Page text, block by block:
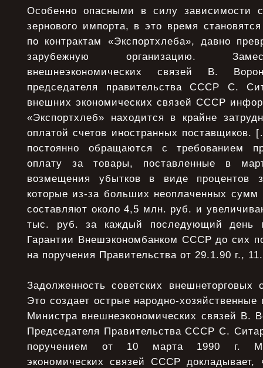
Особенно опасными в силу зависимости
зернового импорта, в это время
по контрактам «Экспортхлеба», давно
зарубежную организацию.
внешнеэкономических связей В.
председателя правительства СССР С.
внешних экономических связей СССР
«Экспортхлеб» находится в крайне
оплатой счетов иностранных
постоянно обращаются с требованием
оплату за товары, поставленные в
возмещения убытков в виде процентов
которые из-за больших неоплаченных
составляют около 4,5 млн. руб. и
тыс. руб. за каждый последующий день
Гарантии Внешэкономбанком СССР до сих
на поручения Правительства от 29.1.90 г.,
Задолженность советских внешнеторговых
Это создает острые народно-
Министра внешнеэкономических связей В.
Председателя Правительства СССР С.
поручением от 10 марта 1990 г.
экономических связей СССР